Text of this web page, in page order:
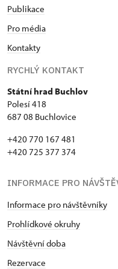
Publikace
Pro média
Kontakty
RYCHLÝ KONTAKT
Státní hrad Buchlov
Polesí 418
687 08 Buchlovice
+420 770 167 481
+420 725 377 374
INFORMACE PRO
Informace pro návštěvníky
Prohlídkové okruhy
Návštěvní doba
Rezervace